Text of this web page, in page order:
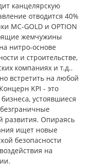
канцелярскую
отводится 40%
MC-GOLD и OPTION
жемчужины
нитро-основе
и строительстве,
компаниях и т.д..
встретить на любой
KPI - это
устоявшиеся
развития. Опираясь
ищет новые
безопасности
на